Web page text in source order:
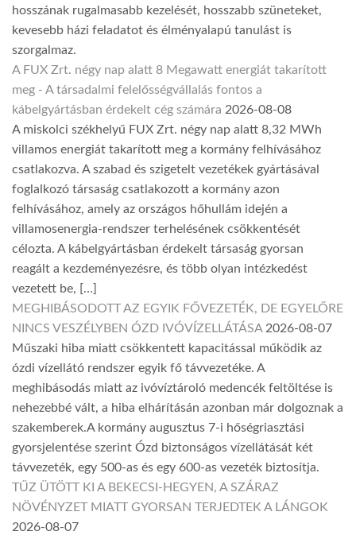
hosszának rugalmasabb kezelését, hosszabb szüneteket,
kevesebb házi feladatot és élményalapú tanulást is
szorgalmaz.
A FUX Zrt. négy nap alatt 8 Megawatt energiát takarított
meg - A társadalmi felelősségvállalás fontos a
kábelgyártásban érdekelt cég számára 2026-08-08
A miskolci székhelyű FUX Zrt. négy nap alatt 8,32 MWh
villamos energiát takarított meg a kormány felhívásához
csatlakozva. A szabad és szigetelt vezetékek gyártásával
foglalkozó társaság csatlakozott a kormány azon
felhívásához, amely az országos hőhullám idején a
villamosenergia-rendszer terhelésének csökkentését
célozta. A kábelgyártásban érdekelt társaság gyorsan
reagált a kezdeményezésre, és több olyan intézkedést
vezetett be, […]
MEGHIBÁSODOTT AZ EGYIK FŐVEZETÉK, DE EGYELŐRE
NINCS VESZÉLYBEN ÓZD IVÓVÍZELLÁTÁSA 2026-08-07
Műszaki hiba miatt csökkentett kapacitással működik az
ózdi vízellátó rendszer egyik fő távvezetéke. A
meghibásodás miatt az ivóvíztároló medencék feltöltése is
nehezebbé vált, a hiba elhárításán azonban már dolgoznak a
szakemberek.A kormány augusztus 7-i hőségriasztási
gyorsjelentése szerint Ózd biztonságos vízellátását két
távvezeték, egy 500-as és egy 600-as vezeték biztosítja.
TŰZ ÜTÖTT KI A BEKECSI-HEGYEN, A SZÁRAZ
NÖVÉNYZET MIATT GYORSAN TERJEDTEK A LÁNGOK
2026-08-07